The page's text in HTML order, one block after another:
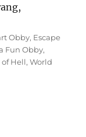
Obby, Escape
Fun Obby,
of Hell,World